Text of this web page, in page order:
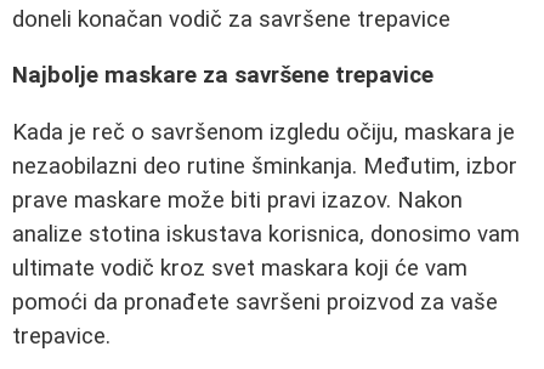
doneli konačan vodič za savršene trepavice
Najbolje maskare za savršene trepavice
Kada je reč o savršenom izgledu očiju, maskara je
nezaobilazni deo rutine šminkanja. Međutim, izbor
prave maskare može biti pravi izazov. Nakon
analize stotina iskustava korisnica, donosimo vam
ultimate vodič kroz svet maskara koji će vam
pomoći da pronađete savršeni proizvod za vaše
trepavice.